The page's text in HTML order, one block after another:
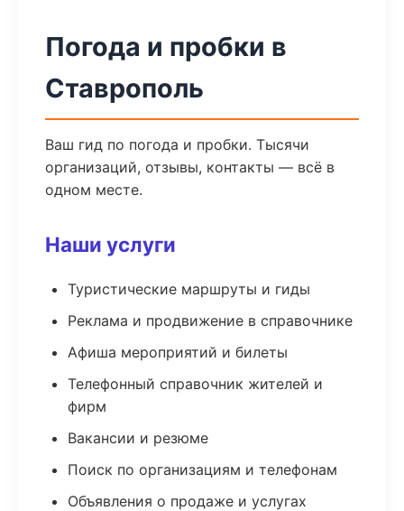
Погода и пробки в
Ставрополь
Ваш гид по погода и пробки. Тысячи
организаций, отзывы, контакты — всё в
одном месте.
Наши услуги
Туристические маршруты и гиды
Реклама и продвижение в справочнике
Афиша мероприятий и билеты
Телефонный справочник жителей и
фирм
Вакансии и резюме
Поиск по организациям и телефонам
Объявления о продаже и услугах